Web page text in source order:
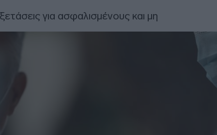
για ασφαλισμένους και μη